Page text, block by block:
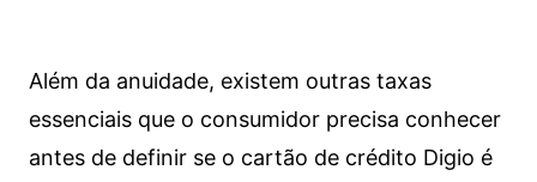
Além da anuidade, existem outras taxas
essenciais que o consumidor precisa conhecer
antes de definir se o cartão de crédito Digio é